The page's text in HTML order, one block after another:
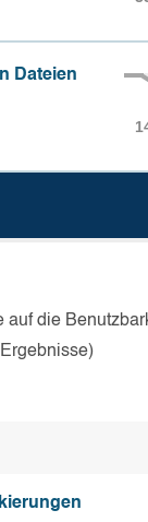
Dateien
die